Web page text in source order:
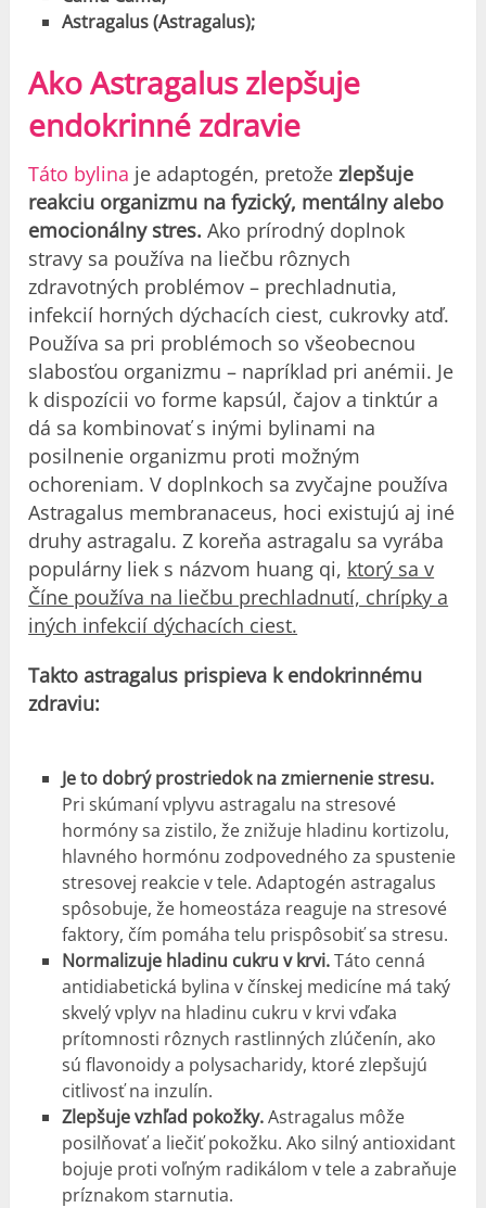
Astragalus (Astragalus);
Ako Astragalus zlepšuje
endokrinné zdravie
Táto bylina je adaptogén, pretožezlepšuje
reakciu organizmu na fyzický, mentálny alebo
emocionálny stres. Ako prírodný doplnok
stravy sa používa na liečbu rôznych
zdravotných problémov – prechladnutia,
infekcií horných dýchacích ciest, cukrovky atď.
Používa sa pri problémoch so všeobecnou
slabosťou organizmu – napríklad pri anémii. Je
k dispozícii vo forme kapsúl, čajov a tinktúr a
dá sa kombinovať s inými bylinami na
posilnenie organizmu proti možným
ochoreniam. V doplnkoch sa zvyčajne používa
Astragalus membranaceus, hoci existujú aj iné
druhy astragalu. Z koreňa astragalu sa vyrába
populárny liek s názvom huang qi, ktorý sa v
Číne používa na liečbu prechladnutí, chrípky a
iných infekcií dýchacích ciest.
Takto astragalus prispieva k endokrinnému
zdraviu:
Je to dobrý prostriedok na zmiernenie stresu.
Pri skúmaní vplyvu astragalu na stresové
hormóny sa zistilo, že znižuje hladinu kortizolu,
hlavného hormónu zodpovedného za spustenie
stresovej reakcie v tele. Adaptogén astragalus
spôsobuje, že homeostáza reaguje na stresové
faktory, čím pomáha telu prispôsobiť sa stresu.
Normalizuje hladinu cukru v krvi.Táto cenná
antidiabetická bylina v čínskej medicíne má taký
skvelý vplyv na hladinu cukru v krvi vďaka
prítomnosti rôznych rastlinných zlúčenín, ako
sú flavonoidy a polysacharidy, ktoré zlepšujú
citlivosť na inzulín.
Zlepšuje vzhľad pokožky.Astragalus môže
posilňovať a liečiť pokožku. Ako silný antioxidant
bojuje proti voľným radikálom v tele a zabraňuje
príznakom starnutia.